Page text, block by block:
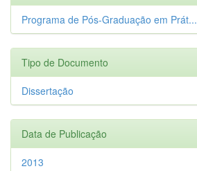
Programa de Pós-Graduação em Prát...
Tipo de Documento
Dissertação
Data de Publicação
2013